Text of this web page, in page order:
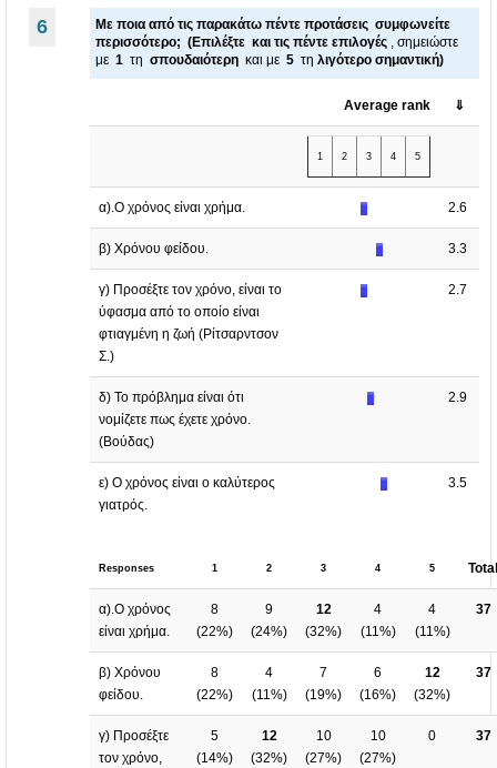
6
Με ποια από τις παρακάτω πέντε προτάσεις συμφωνείτε
περισσότερο; (Επιλέξτε και τις πέντε επιλογές , σημειώστε
με 1 τη σπουδαιότερη και με 5 τη λιγότερο σημαντική)
Average rank ⇓
1 2 3 4 5
α).Ο χρόνος είναι χρήμα. 2.6
β) Χρόνου φείδου. 3.3
γ) Προσέξτε τον χρόνο, είναι το
ύφασμα από το οποίο είναι
φτιαγμένη η ζωή (Ρίτσαρντσον
Σ.)
2.7
δ) Το πρόβλημα είναι ότι
νομίζετε πως έχετε χρόνο.
(Βούδας)
2.9
ε) Ο χρόνος είναι ο καλύτερος
γιατρός.
3.5
Responses 1 2 3 4 5 Total
α).Ο χρόνος
είναι χρήμα.
8
(22%)
9
(24%)
12
(32%)
4
(11%)
4
(11%)
37
β) Χρόνου
φείδου.
8
(22%)
4
(11%)
7
(19%)
6
(16%)
12
(32%)
37
γ) Προσέξτε
τον χρόνο,
5
(14%)
12
(32%)
10
(27%)
10
(27%)
0 37